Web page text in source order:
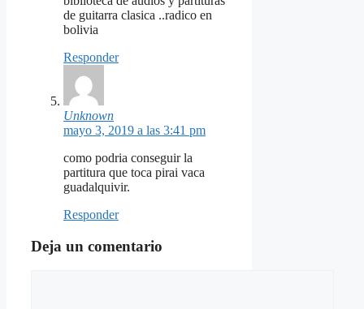
de guitarra clasica ..radico en
bolivia
Responder
Unknown
mayo 3, 2019 a las 3:41 pm
como podria conseguir la
partitura que toca pirai vaca
guadalquivir.
Responder
Deja un comentario